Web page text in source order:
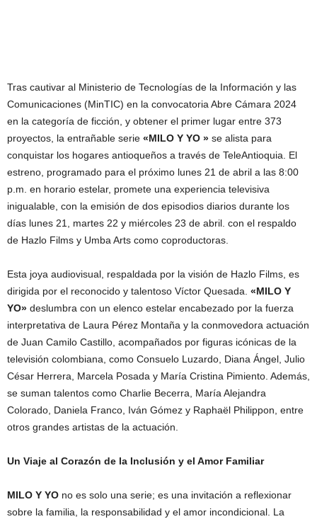
Tras cautivar al Ministerio de Tecnologías de la Información y las
Comunicaciones (MinTIC) en la convocatoria Abre Cámara 2024
en la categoría de ficción, y obtener el primer lugar entre 373
proyectos, la entrañable serie «MILO Y YO » se alista para
conquistar los hogares antioqueños a través de TeleAntioquia. El
estreno, programado para el próximo lunes 21 de abril a las 8:00
p.m. en horario estelar, promete una experiencia televisiva
inigualable, con la emisión de dos episodios diarios durante los
días lunes 21, martes 22 y miércoles 23 de abril. con el respaldo
de Hazlo Films y Umba Arts como coproductoras.
Esta joya audiovisual, respaldada por la visión de Hazlo Films, es
dirigida por el reconocido y talentoso Víctor Quesada. «MILO Y
YO» deslumbra con un elenco estelar encabezado por la fuerza
interpretativa de Laura Pérez Montaña y la conmovedora actuación
de Juan Camilo Castillo, acompañados por figuras icónicas de la
televisión colombiana, como Consuelo Luzardo, Diana Ángel, Julio
César Herrera, Marcela Posada y María Cristina Pimiento. Además,
se suman talentos como Charlie Becerra, María Alejandra
Colorado, Daniela Franco, Iván Gómez y Raphaël Philippon, entre
otros grandes artistas de la actuación.
Un Viaje al Corazón de la Inclusión y el Amor Familiar
MILO Y YO no es solo una serie; es una invitación a reflexionar
sobre la familia, la responsabilidad y el amor incondicional. La